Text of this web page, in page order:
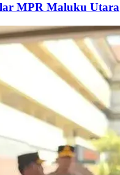
MPR Maluku Utara